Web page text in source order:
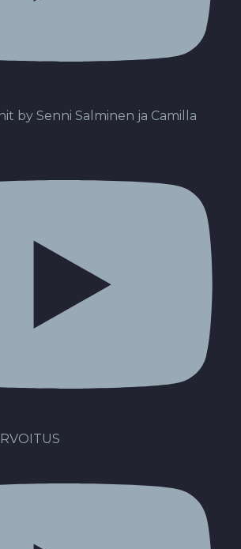
by Senni Salminen ja Camilla